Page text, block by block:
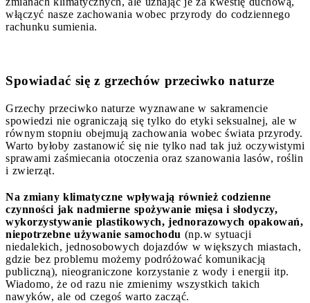
włączyć nasze zachowania wobec przyrody do codziennego
rachunku sumienia.
Spowiadać się z grzechów przeciwko naturze
Grzechy przeciwko naturze wyznawane w sakramencie
spowiedzi nie ograniczają się tylko do etyki seksualnej, ale w
równym stopniu obejmują zachowania wobec świata przyrody.
Warto byłoby zastanowić się nie tylko nad tak już oczywistymi
sprawami zaśmiecania otoczenia oraz szanowania lasów, roślin
i zwierząt.
Na zmiany klimatyczne wpływają również codzienne
czynności jak nadmierne spożywanie mięsa i słodyczy,
wykorzystywanie plastikowych, jednorazowych opakowań,
niepotrzebne używanie samochodu (np.w sytuacji
niedalekich, jednosobowych dojazdów w większych miastach,
gdzie bez problemu możemy podróżować komunikacją
publiczną), nieograniczone korzystanie z wody i energii itp.
Wiadomo, że od razu nie zmienimy wszystkich takich
nawyków, ale od czegoś warto zacząć.